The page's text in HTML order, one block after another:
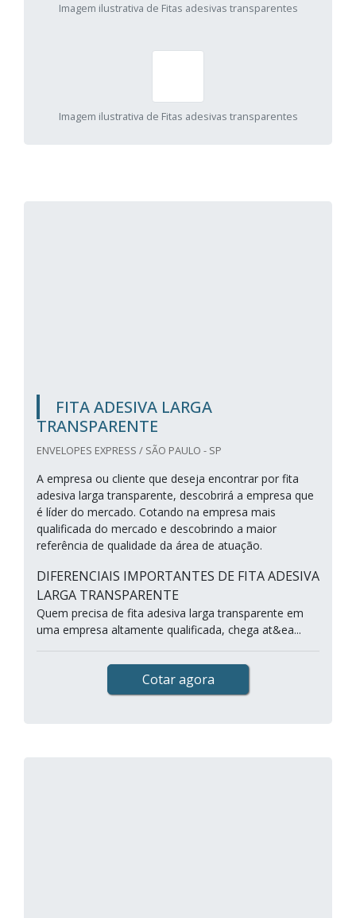
Imagem ilustrativa de Fitas adesivas transparentes
Imagem ilustrativa de Fitas adesivas transparentes
FITA ADESIVA LARGA
TRANSPARENTE
ENVELOPES EXPRESS / SÃO PAULO - SP
A empresa ou cliente que deseja encontrar por fita
adesiva larga transparente, descobrirá a empresa que
é líder do mercado. Cotando na empresa mais
qualificada do mercado e descobrindo a maior
referência de qualidade da área de atuação.
DIFERENCIAIS IMPORTANTES DE FITA ADESIVA
LARGA TRANSPARENTE
Quem precisa de fita adesiva larga transparente em
uma empresa altamente qualificada, chega at&ea...
Cotar agora